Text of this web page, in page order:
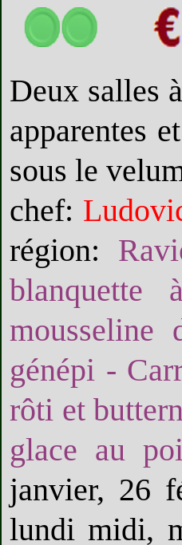
Deux salles
apparentes
sous le
chef:
région:
mousseline
génépi -
rôti et
glace au
janvier, 26
lundi midi,